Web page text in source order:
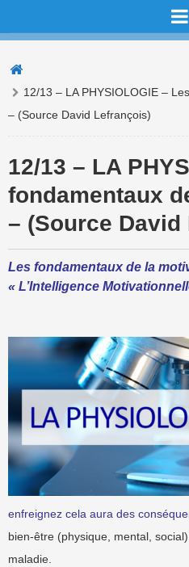
12/13 – LA PHYSIOLOGIE –
– (Source David Lefrançois)
12/13 – LA
fondamentaux
– (Source
Les fondamentaux de la
« L’Intelligence
enfreignez cela aura des
bien-être (physique, mental,
maladie.